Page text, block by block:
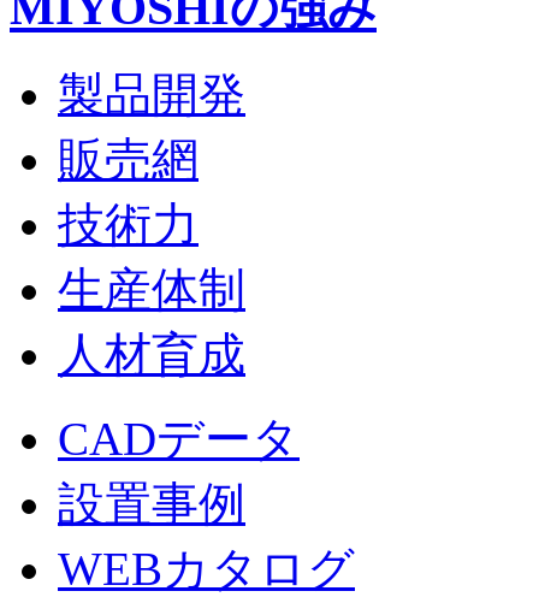
製品開発
販売網
技術力
生産体制
人材育成
CADデータ
設置事例
WEBカタログ